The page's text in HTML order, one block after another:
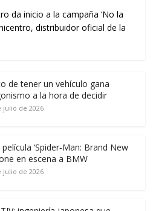
da inicio a la campaña ‘No la
distribuidor oficial de la
de tener un vehículo gana
a la hora de decidir
julio de 2026
‘Spider‑Man: Brand New
en escena a BMW
julio de 2026